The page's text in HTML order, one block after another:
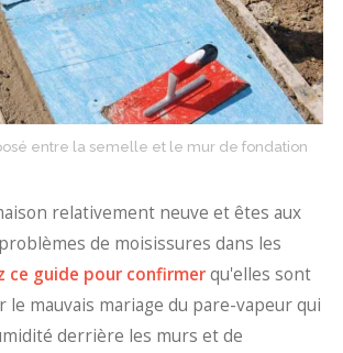
entre la semelle et le mur de fondation
relativement neuve et êtes aux
de moisissures dans les
ce guide pour confirmerqu'elles sont
le mauvais mariage du pare-vapeur qui
derrière les murs et de